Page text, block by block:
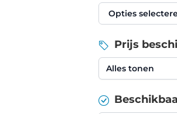
Opties
Prijs